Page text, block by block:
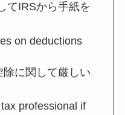
てIRSから手紙を
on deductions
除に関して厳しい
professional if